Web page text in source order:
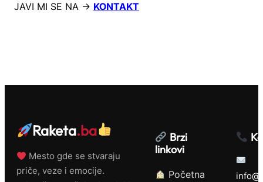
JAVI MI SE NA → KONTAKT
Raketa.ba
Mesto gde se stvaraju
priče, veze i emocije.
Brzi
linkovi
Početna